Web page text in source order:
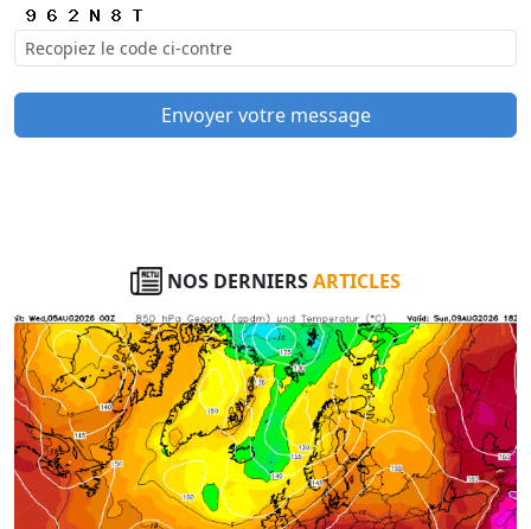
Envoyer votre message
NOS DERNIERSARTICLES